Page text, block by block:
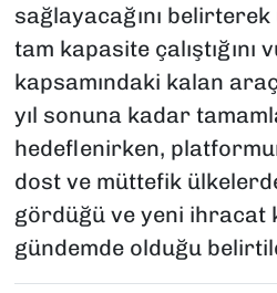
sağlayacağını belirterek
tam kapasite çalıştığını
kapsamındaki kalan
yıl sonuna kadar
hedeflenirken,
dost ve müttefik
gördüğü ve yeni ihracat
gündemde olduğu